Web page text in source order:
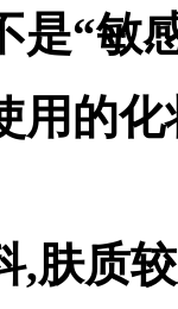
是“敏
用的
,肤质